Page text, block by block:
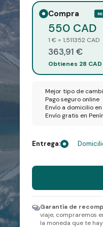
Compra
550 CAD
1 € = 1,511352 CAD
363,91 €
Obtienes 28 CAD
Mejor tipo de
Pago seguro online
Envío a domicilio
Envío gratis en
Entrega:
Recibes 550 CAD
Garantía de
viaje, compraremos
la moneda que te